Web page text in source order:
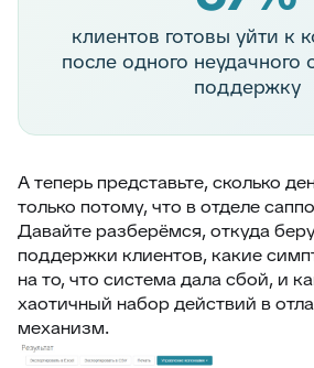
клиентов готовы уйти к
после одного
поддержку
А теперь представьте, сколько
только потому, что в отделе
Давайте разберёмся, откуда
поддержки клиентов, какие
на то, что система дала сбой, и
хаотичный набор действий в
механизм.